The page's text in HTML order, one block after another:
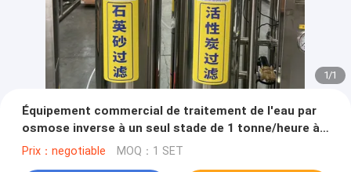
1/1
Équipement commercial de traitement de l'eau par
osmose inverse à un seul stade de 1 tonne/heure à
haut rendement
Prix：negotiable MOQ：1 SET